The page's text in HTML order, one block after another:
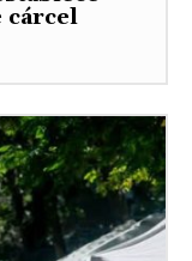
cárcel